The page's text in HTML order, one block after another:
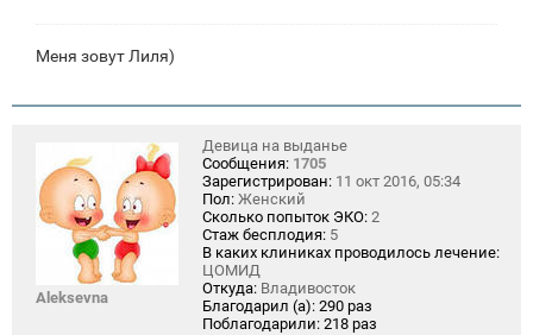
Меня зовут Лиля)
Aleksevna
Девица на выданье
Сообщения: 1705
Зарегистрирован: 11 окт 2016, 05:34
Пол: Женский
Сколько попыток ЭКО: 2
Стаж бесплодия: 5
В каких клиниках проводилось лечение:
ЦОМИД
Откуда: Владивосток
Благодарил (а): 290 раз
Поблагодарили: 218 раз